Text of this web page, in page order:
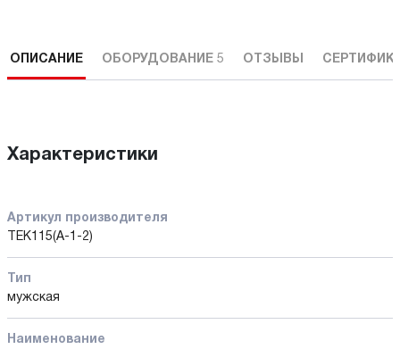
ОПИСАНИЕ ОБОРУДОВАНИЕ 5 ОТЗЫВЫ
Характеристики
Артикул производителя
ТЕК115(A-1-2)
Тип
мужская
Наименование